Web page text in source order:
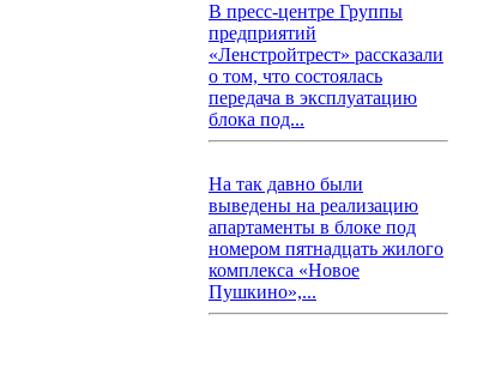
В пресс-центре Группы
предприятий
«Ленстройтрест» рассказали
о том, что состоялась
передача в эксплуатацию
блока под...
На так давно были
выведены на реализацию
апартаменты в блоке под
номером пятнадцать жилого
комплекса «Новое
Пушкино»,...